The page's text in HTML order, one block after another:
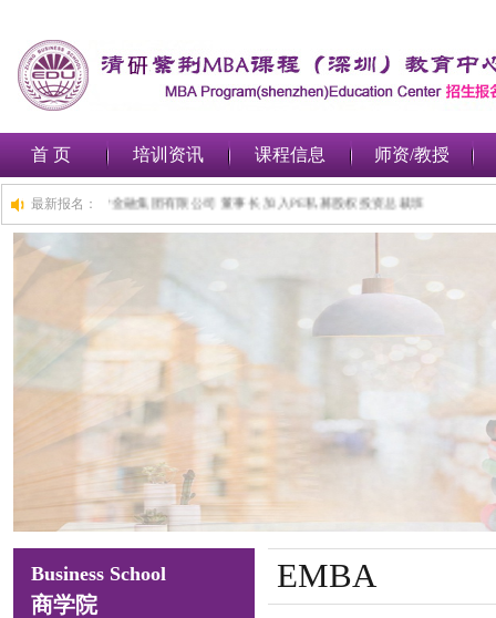
首 页 培训资讯 课程信息 师资/教授
最新报名：
班,1小时前,深圳***金融集团有限公司 董事长 加入PE私募股权投资总裁班
Business School
商学院
EMBA